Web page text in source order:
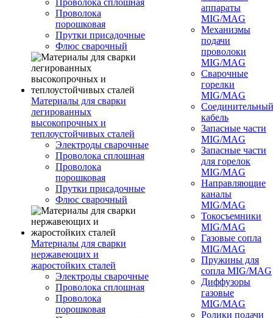
Проволока сплошная
Проволока
порошковая
Прутки присадочные
Флюс сварочный
Материалы для сварки
легированных
высокопрочных и
теплоустойчивых сталей
Электроды сварочные
Проволока сплошная
Проволока
порошковая
Прутки присадочные
Флюс сварочный
Материалы для сварки
нержавеющих и
жаростойких сталей
Электроды сварочные
Проволока сплошная
Проволока
порошковая
аппараты
MIG/MAG
Механизмы
подачи
проволоки
MIG/MAG
Сварочные
горелки
MIG/MAG
Соединительный
кабель
Запасные части
MIG/MAG
Запасные части
для горелок
MIG/MAG
Направляющие
каналы
MIG/MAG
Токосъемники
MIG/MAG
Газовые сопла
MIG/MAG
Пружины для
сопла MIG/MAG
Диффузоры
газовые
MIG/MAG
Ролики подачи